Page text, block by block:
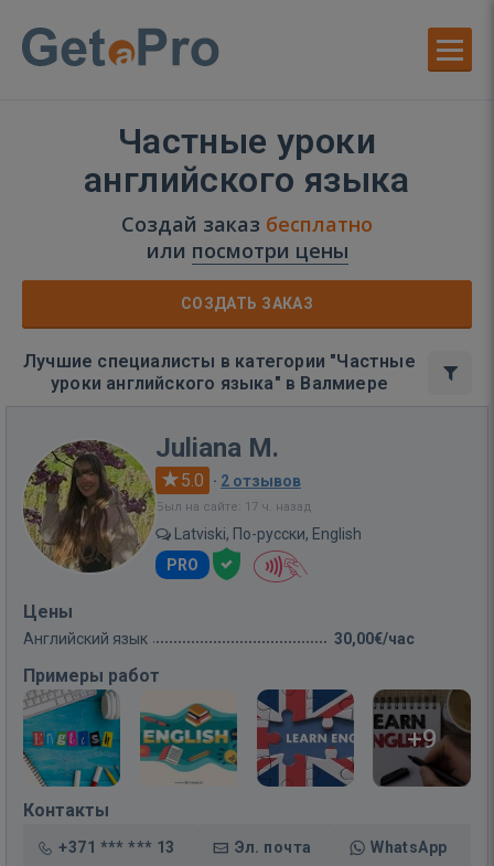
Частные уроки
английского языка
Создай заказ бесплатно
или посмотри цены
СОЗДАТЬ ЗАКАЗ
Лучшие специалисты в категории "Частные
уроки английского языка" в Валмиере
Juliana M.
5.0 · 2 отзывов
Был на сайте: 17 ч. назад
Latviski, По-русски, English
PRO
Цены
Английский язык 30,00€/час
Примеры работ
+9
Контакты
+371 *** *** 13 Эл. почта WhatsApp